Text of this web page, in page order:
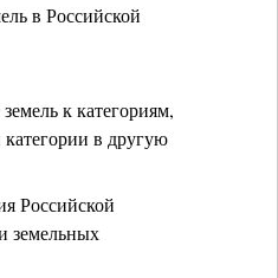
в Российской
к категориям,
в другую
Российской
земельных